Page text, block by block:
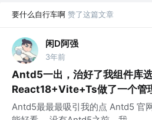
要什么自行车啊 赞了这篇文章
闲D阿强
3年前
Antd5一出，治好了我组件库
React18+Vite+Ts做了一个管
Antd5最最最吸引我的点 Antd5 官